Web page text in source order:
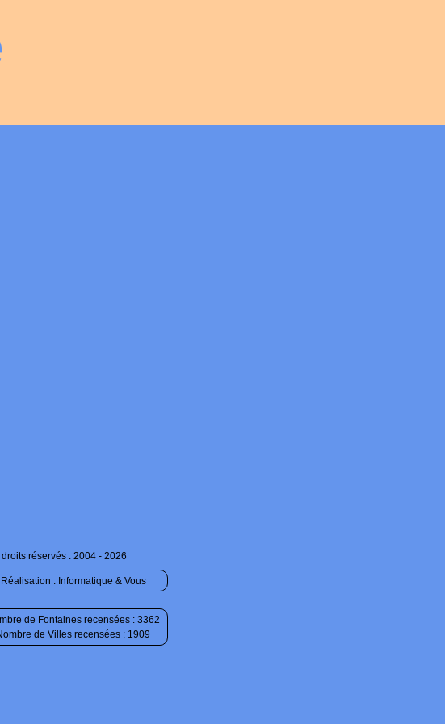
droits réservés : 2004 - 2026
Réalisation : Informatique & Vous
de Fontaines recensées : 3362
de Villes recensées : 1909